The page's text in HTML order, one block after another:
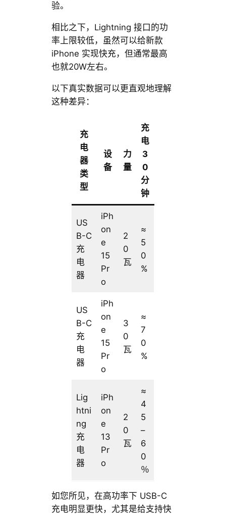
验。
相比之下，Lightning 接口的功
率上限较低，虽然可以给新款
iPhone 实现快充，但通常最高
也就20W左右。
以下真实数据可以更直观地理解
这种差异：
充
电
器
类
型
设
备
力
量
充
电
3
0
分
钟
US
B-C
充
电
器
iPh
on
e
15
Pr
o
2
0
瓦
≈
5
0
%
US
B-C
充
电
器
iPh
on
e
15
Pr
o
3
0
瓦
≈
7
0
%
Lig
htni
ng
充
电
器
iPh
on
e
13
Pr
o
2
0
瓦
≈
4
5
–
6
0
％
如您所见，在高功率下 USB-C
充电明显更快，尤其是给支持快